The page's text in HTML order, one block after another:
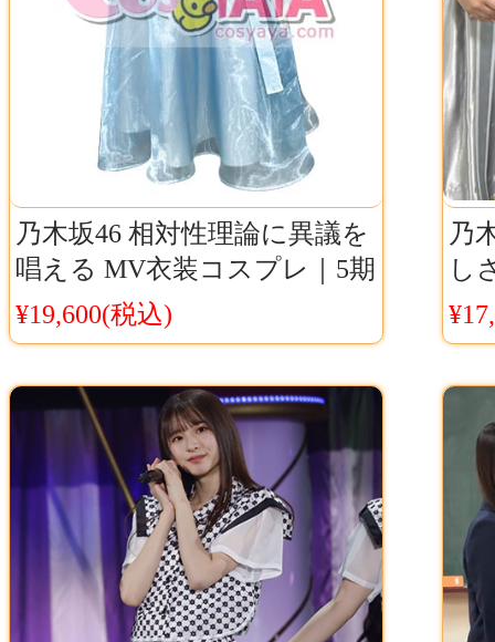
乃木坂46 相対性理論に異議を
唱える MV衣装コスプレ｜5期
生曲｜透明ブルーグラデーシ
ョン衣装
¥19,600(税込)
乃
し
装
｜
チ